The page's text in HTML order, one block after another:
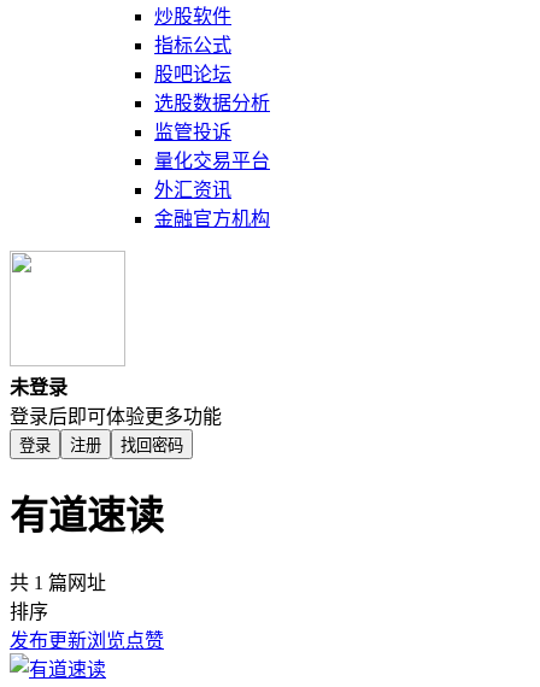
炒股软件
指标公式
股吧论坛
选股数据分析
监管投诉
量化交易平台
外汇资讯
金融官方机构
未登录
登录后即可体验更多功能
登录 注册 找回密码
有道速读
共 1 篇网址
排序
发布更新浏览点赞